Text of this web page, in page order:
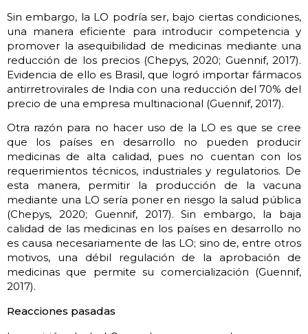
Sin embargo, la LO podría ser, bajo ciertas condiciones,
una manera eficiente para introducir competencia y
promover la asequibilidad de medicinas mediante una
reducción de los precios (Chepys, 2020; Guennif, 2017).
Evidencia de ello es Brasil, que logró importar fármacos
antirretrovirales de India con una reducción del 70% del
precio de una empresa multinacional (Guennif, 2017).
Otra razón para no hacer uso de la LO es que se cree
que los países en desarrollo no pueden producir
medicinas de alta calidad, pues no cuentan con los
requerimientos técnicos, industriales y regulatorios. De
esta manera, permitir la producción de la vacuna
mediante una LO sería poner en riesgo la salud pública
(Chepys, 2020; Guennif, 2017). Sin embargo, la baja
calidad de las medicinas en los países en desarrollo no
es causa necesariamente de las LO; sino de, entre otros
motivos, una débil regulación de la aprobación de
medicinas que permite su comercialización (Guennif,
2017).
Reacciones pasadas